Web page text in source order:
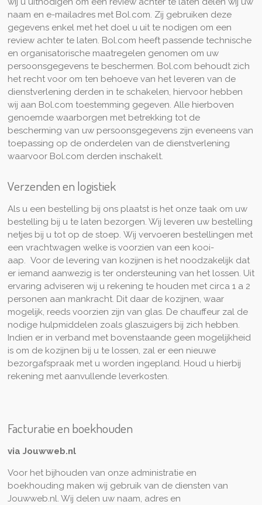
naam en e-mailadres met Bol.com. Zij gebruiken deze
gegevens enkel met het doel u uit te nodigen om een
review achter te laten. Bol.com heeft passende technische
en organisatorische maatregelen genomen om uw
persoonsgegevens te beschermen. Bol.com behoudt zich
het recht voor om ten behoeve van het leveren van de
dienstverlening derden in te schakelen, hiervoor hebben
wij aan Bol.com toestemming gegeven. Alle hierboven
genoemde waarborgen met betrekking tot de
bescherming van uw persoonsgegevens zijn eveneens van
toepassing op de onderdelen van de dienstverlening
waarvoor Bol.com derden inschakelt.
Verzenden en logistiek
Als u een bestelling bij ons plaatst is het onze taak om uw
bestelling bij u te laten bezorgen. Wij leveren uw bestelling
netjes bij u tot op de stoep. Wij vervoeren bestellingen met
een vrachtwagen welke is voorzien van een kooi-
aap. Voor de levering van kozijnen is het noodzakelijk dat
er iemand aanwezig is ter ondersteuning van het lossen. Uit
ervaring adviseren wij u rekening te houden met circa 1 a 2
personen aan mankracht. Dit daar de kozijnen, waar
mogelijk, reeds voorzien zijn van glas. De chauffeur zal de
nodige hulpmiddelen zoals glaszuigers bij zich hebben.
Indien er in verband met bovenstaande geen mogelijkheid
is om de kozijnen bij u te lossen, zal er een nieuwe
bezorgafspraak met u worden ingepland. Houd u hierbij
rekening met aanvullende leverkosten.
Facturatie en boekhouden
via Jouwweb.nl
Voor het bijhouden van onze administratie en
boekhouding maken wij gebruik van de diensten van
Jouwweb.nl. Wij delen uw naam, adres en